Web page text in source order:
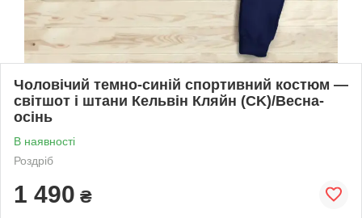
Чоловічий темно-синій спортивний костюм —
світшот і штани Кельвін Кляйн (CK)/Весна-
осінь
В наявності
Роздріб
1 490 ₴